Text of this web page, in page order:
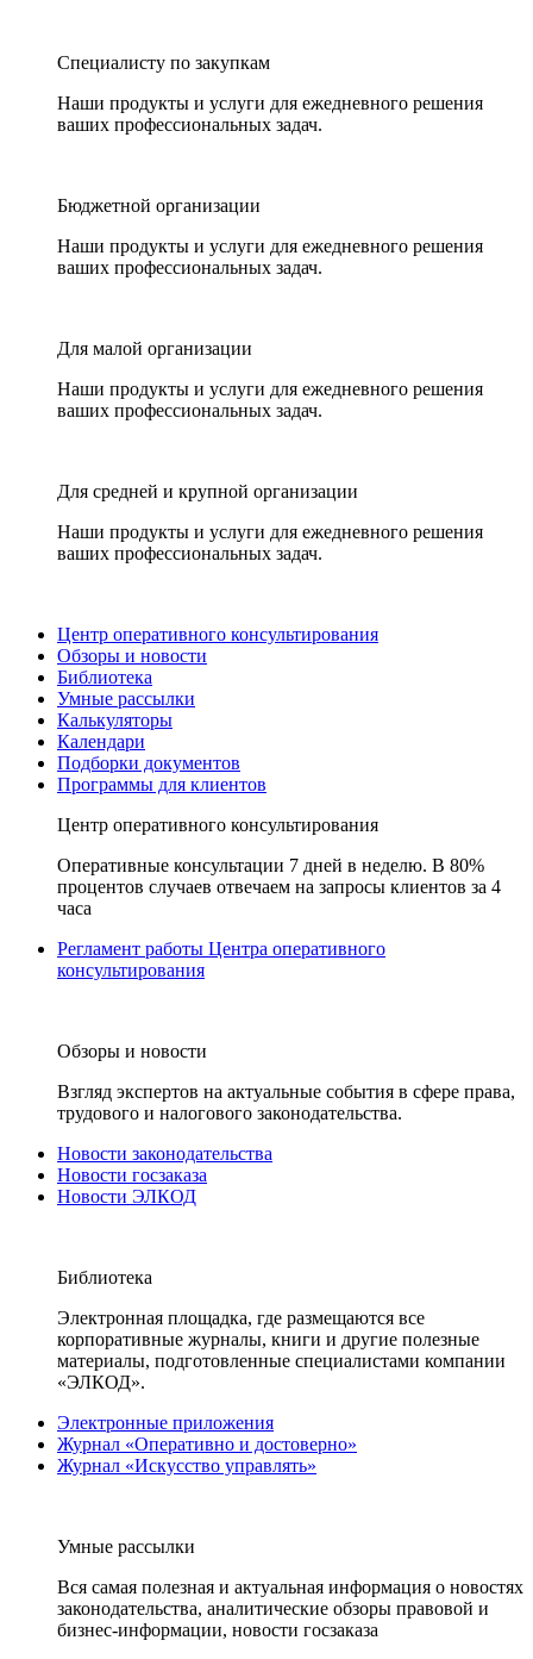
Специалисту по закупкам
Наши продукты и услуги для ежедневного решения
ваших профессиональных задач.
Бюджетной организации
Наши продукты и услуги для ежедневного решения
ваших профессиональных задач.
Для малой организации
Наши продукты и услуги для ежедневного решения
ваших профессиональных задач.
Для средней и крупной организации
Наши продукты и услуги для ежедневного решения
ваших профессиональных задач.
Центр оперативного консультирования
Обзоры и новости
Библиотека
Умные рассылки
Калькуляторы
Календари
Подборки документов
Программы для клиентов
Центр оперативного консультирования
Оперативные консультации 7 дней в неделю. В 80%
процентов случаев отвечаем на запросы клиентов за 4
часа
Регламент работы Центра оперативного
консультирования
Обзоры и новости
Взгляд экспертов на актуальные события в сфере права,
трудового и налогового законодательства.
Новости законодательства
Новости госзаказа
Новости ЭЛКОД
Библиотека
Электронная площадка, где размещаются все
корпоративные журналы, книги и другие полезные
материалы, подготовленные специалистами компании
«ЭЛКОД».
Электронные приложения
Журнал «Оперативно и достоверно»
Журнал «Искусство управлять»
Умные рассылки
Вся самая полезная и актуальная информация о новостях
законодательства, аналитические обзоры правовой и
бизнес-информации, новости госзаказа